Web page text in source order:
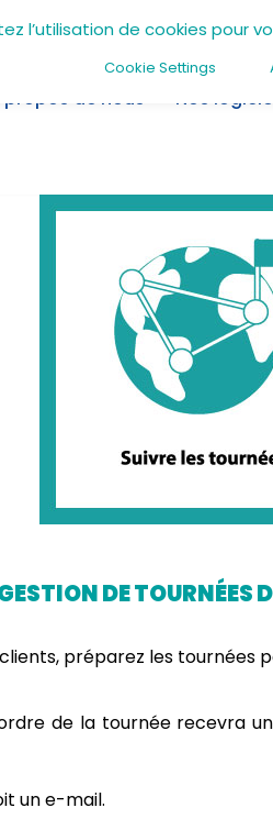
propos de nous Nos
DE TOURNÉES
préparez les tournées
de la tournée recevra
un e-mail.
l’utilisation de cookies pour
Cookie Settings